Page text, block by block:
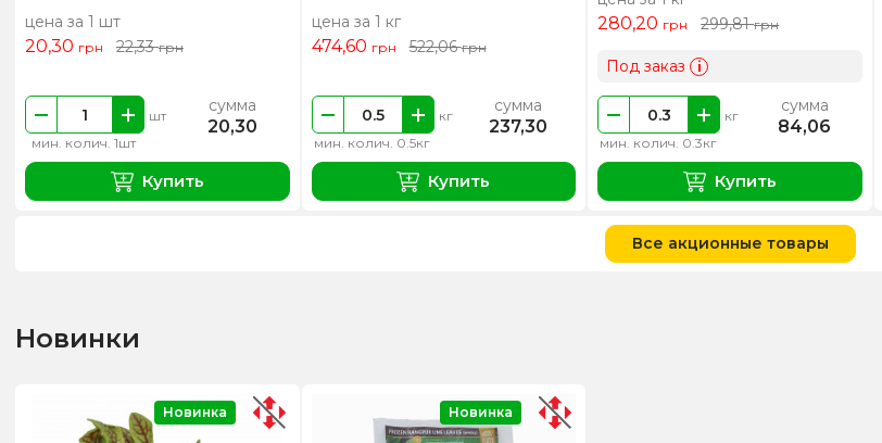
цена за 1 шт
20,30 грн 22,33грн
мин. колич. 1шт
шт сумма
20,30
Купить
цена за 1 кг
474,60 грн 522,06грн
мин. колич. 0.5кг
кг сумма
237,30
Купить
280,20 грн 299,81грн
Под заказ i
мин. колич. 0.3кг
кг сумма
84,06
Купить
Все акционные товары
Новинки
Новинка Новинка